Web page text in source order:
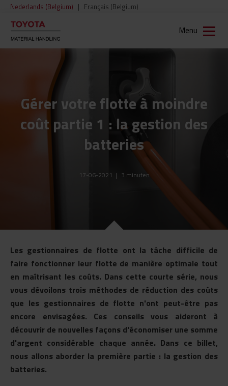
Nederlands (Belgium) | Français (Belgium)
Menu
Gérer votre flotte à moindre
coût partie 1 : la gestion des
batteries
17-06-2021 | 3 minuten
Les gestionnaires de flotte ont la tâche difficile de
faire fonctionner leur flotte de manière optimale tout
en maîtrisant les coûts. Dans cette courte série, nous
vous dévoilons trois méthodes de réduction des coûts
que les gestionnaires de flotte n'ont peut-être pas
encore envisagées. Ces conseils vous aideront à
découvrir de nouvelles façons d'économiser une somme
d'argent considérable chaque année. Dans ce billet,
nous allons aborder la première partie : la gestion des
batteries.